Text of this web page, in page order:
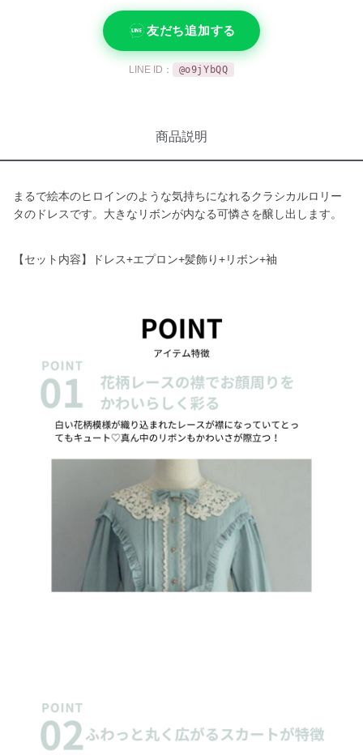
友だち追加する
LINE ID： @o9jYbQQ
商品説明
まるで絵本のヒロインのような気持ちになれるクラシカルロリー
タのドレスです。大きなリボンが内なる可憐さを醸し出します。
【セット内容】ドレス+エプロン+髪飾り+リボン+袖